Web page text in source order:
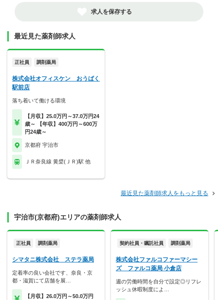
求人を保存する
最近見た薬剤師求人
正社員 調剤薬局
株式会社オフィスケン おうばく
駅前店
落ち着いて働ける環境
【月収】25.0万円～37.0万円24
歳～ 【年収】400万円～600万
円24歳～
京都府 宇治市
ＪＲ奈良線 黄檗(ＪＲ)駅 他
最近見た薬剤師求人をもっと見る
宇治市(京都府)エリアの薬剤師求人
正社員 調剤薬局
シマタニ株式会社 ステラ薬局
定着率の良い会社です、奈良・京
都・滋賀にて店舗を展…
【月収】26.0万円～50.0万円
契約社員・嘱託社員 調剤薬局
株式会社ファルコファーマシー
ズ ファルコ薬局 小倉店
週の労働時間を自分で設定◎リフレ
ッシュ休暇制度によ…